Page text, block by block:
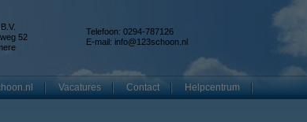
52
Telefoon: 0294-787126
E-mail: info@123schoon.nl
Vacatures Contact Helpcentrum